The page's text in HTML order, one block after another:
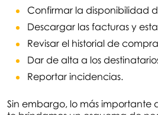
Confirmar la disponibilidad
Descargar las facturas y
Revisar el historial de
Dar de alta a los
Reportar incidencias.
Sin embargo, lo más importante